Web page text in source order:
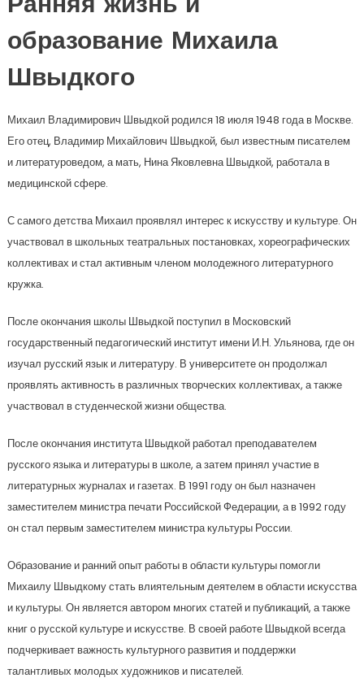
Ранняя жизнь и
образование Михаила
Швыдкого
Михаил Владимирович Швыдкой родился 18 июля 1948 года в Москве.
Его отец, Владимир Михайлович Швыдкой, был известным писателем
и литературоведом, а мать, Нина Яковлевна Швыдкой, работала в
медицинской сфере.
С самого детства Михаил проявлял интерес к искусству и культуре. Он
участвовал в школьных театральных постановках, хореографических
коллективах и стал активным членом молодежного литературного
кружка.
После окончания школы Швыдкой поступил в Московский
государственный педагогический институт имени И.Н. Ульянова, где он
изучал русский язык и литературу. В университете он продолжал
проявлять активность в различных творческих коллективах, а также
участвовал в студенческой жизни общества.
После окончания института Швыдкой работал преподавателем
русского языка и литературы в школе, а затем принял участие в
литературных журналах и газетах. В 1991 году он был назначен
заместителем министра печати Российской Федерации, а в 1992 году
он стал первым заместителем министра культуры России.
Образование и ранний опыт работы в области культуры помогли
Михаилу Швыдкому стать влиятельным деятелем в области искусства
и культуры. Он является автором многих статей и публикаций, а также
книг о русской культуре и искусстве. В своей работе Швыдкой всегда
подчеркивает важность культурного развития и поддержки
талантливых молодых художников и писателей.